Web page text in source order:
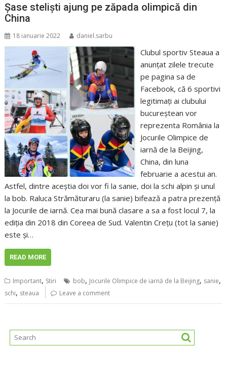
Șase steliști ajung pe zăpada olimpică din
China
18 ianuarie 2022 daniel.sarbu
Clubul sportiv Steaua a
anunţat zilele trecute
pe pagina sa de
Facebook, că 6 sportivi
legitimaţi ai clubului
bucureştean vor
reprezenta România la
Jocurile Olimpice de
iarnă de la Beijing,
China, din luna
februarie a acestui an.
Astfel, dintre aceștia doi vor fi la sanie, doi la schi alpin şi unul
la bob. Raluca Strămăturaru (la sanie) bifează a patra prezenţă
la Jocurile de iarnă. Cea mai bună clasare a sa a fost locul 7, la
ediţia din 2018 din Coreea de Sud. Valentin Creţu (tot la sanie)
este şi…
READ MORE
Important, Stiri bob, Jocurile Olimpice de iarnă de la Beijing, sanie,
schi, steaua Leave a comment